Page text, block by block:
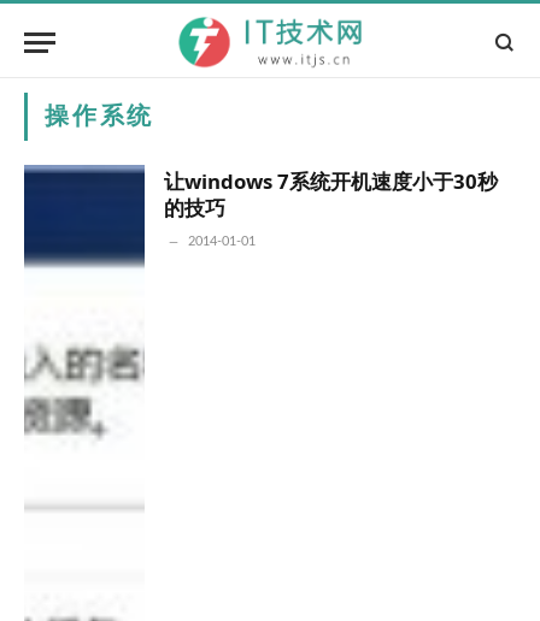
操作系统
让windows 7系统开机速度小于30秒
的技巧
2014-01-01